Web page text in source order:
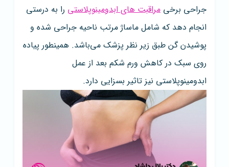
جراحی برخی مراقبت های ابدومینوپلاستی را به درستی
انجام دهد که شامل ماساژ مرتب ناحیه جراحی شده و
پوشیدن گن طبق زیر نظر پزشک می‌باشد. همینطور پیاده
روی سبک در کاهش ورم شکم بعد از عمل
ابدومینوپلاستی نیز تاثیر بسزایی دارد.